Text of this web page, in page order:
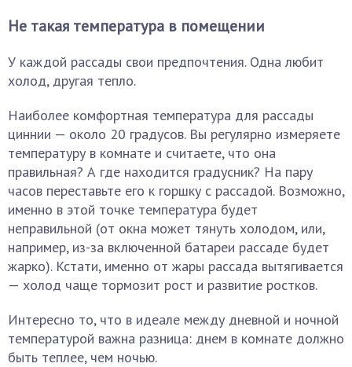
Не такая температура в помещении
У каждой рассады свои предпочтения. Одна любит
холод, другая тепло.
Наиболее комфортная температура для рассады
циннии — около 20 градусов. Вы регулярно измеряете
температуру в комнате и считаете, что она
правильная? А где находится градусник? На пару
часов переставьте его к горшку с рассадой. Возможно,
именно в этой точке температура будет
неправильной (от окна может тянуть холодом, или,
например, из-за включенной батареи рассаде будет
жарко). Кстати, именно от жары рассада вытягивается
— холод чаще тормозит рост и развитие ростков.
Интересно то, что в идеале между дневной и ночной
температурой важна разница: днем в комнате должно
быть теплее, чем ночью.